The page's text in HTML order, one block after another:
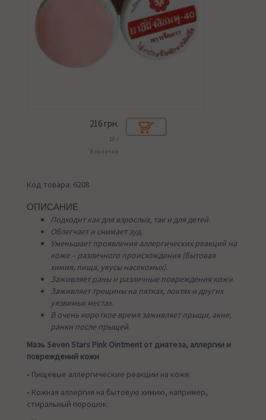
216 грн.
10 г
В наличии
Код товара: 6208
ОПИСАНИЕ
Подходит как для взрослых, так и для детей.
Облегчает и снимает зуд.
Уменьшает проявления аллергических реакций на
коже – различного происхождения (бытовая
химия, пища, укусы насекомых).
Заживляет раны и различные повреждения кожи.
Заживляет трещины на пятках, локтях и других
уязвимых местах.
В очень короткое время заживляет прыщи, акне,
ранки после прыщей.
Мазь Seven Stars Pink Ointment от диатеза, аллергии и
повреждений кожи
• Пищевые аллергические реакции на коже.
• Кожная аллергия на бытовую химию, например,
стиральный порошок.